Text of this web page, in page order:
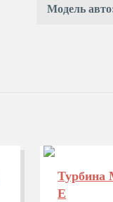
Модель
Турбина
E